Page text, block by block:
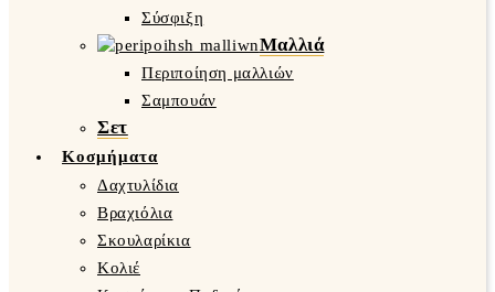
Σύσφιξη
Μαλλιά
Περιποίηση μαλλιών
Σαμπουάν
Σετ
Κοσμήματα
Δαχτυλίδια
Βραχιόλια
Σκουλαρίκια
Κολιέ